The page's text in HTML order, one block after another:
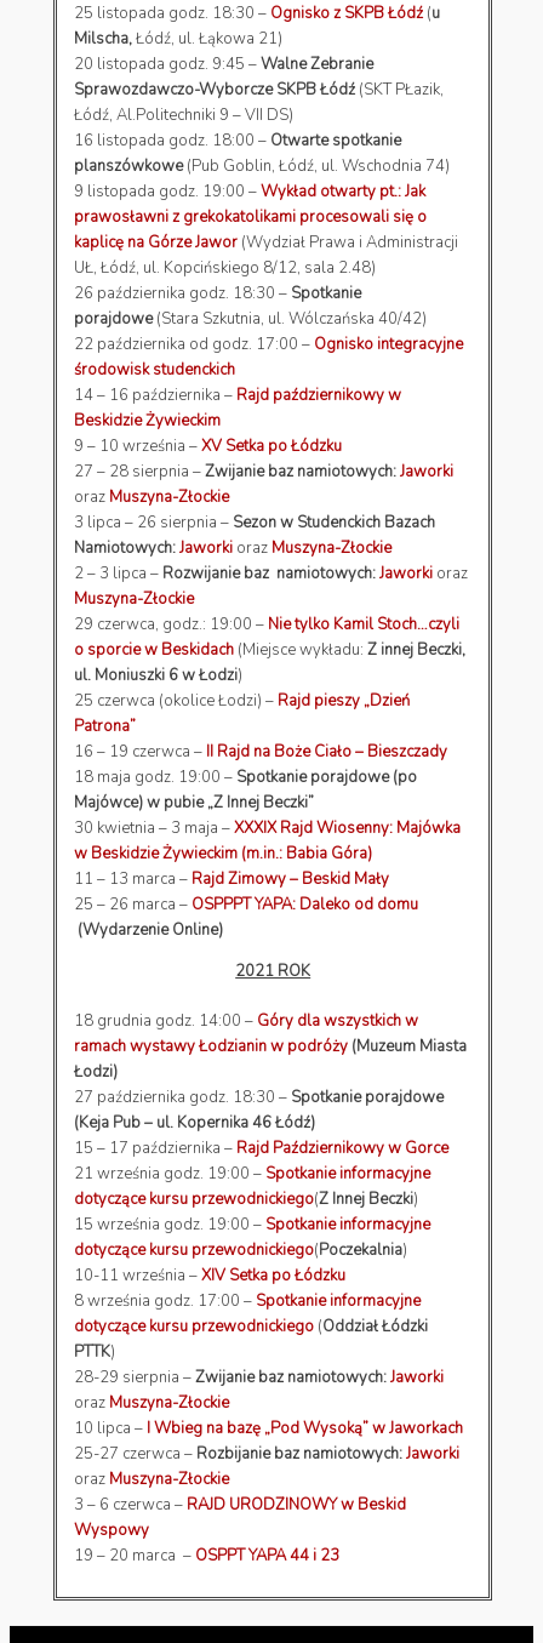
25 listopada godz. 18:30 – Ognisko z SKPB Łódź (u
Milscha,Łódź, ul. Łąkowa 21)
20 listopada godz. 9:45 –Walne Zebranie
Sprawozdawczo-Wyborcze SKPB Łódź (SKT PŁazik,
Łódź, Al.Politechniki 9 – VII DS)
16 listopada godz. 18:00 – Otwarte spotkanie
planszówkowe(Pub Goblin, Łódź, ul. Wschodnia 74)
9 listopada godz. 19:00 –Wykład otwarty pt.: Jak
prawosławni z grekokatolikami procesowali się o
kaplicę na Górze Jawor (Wydział Prawa i Administracji
UŁ, Łódź, ul. Kopcińskiego 8/12, sala 2.48)
26 października godz. 18:30 – Spotkanie
porajdowe(Stara Szkutnia, ul. Wólczańska 40/42)
22 października od godz. 17:00 – Ognisko integracyjne
środowisk studenckich
14 – 16 października – Rajd październikowy w
Beskidzie Żywieckim
9 – 10 września –XV Setka po Łódzku
27 – 28 sierpnia –Zwijanie baz namiotowych:Jaworki
oraz Muszyna-Złockie
3 lipca – 26 sierpnia – Sezon w Studenckich Bazach
Namiotowych:Jaworki oraz Muszyna-Złockie
2 – 3 lipca – Rozwijanie baz namiotowych:Jaworki oraz
Muszyna-Złockie
29 czerwca, godz.: 19:00 – Nie tylko Kamil Stoch…czyli
o sporcie w Beskidach (Miejsce wykładu: Z innej Beczki,
ul. Moniuszki 6 w Łodzi)
25 czerwca (okolice Łodzi) – Rajd pieszy „Dzień
Patrona”
16 – 19 czerwca – II Rajd na Boże Ciało – Bieszczady
18 maja godz. 19:00 – Spotkanie porajdowe (po
Majówce) w pubie „Z Innej Beczki”
30 kwietnia – 3 maja –XXXIX Rajd Wiosenny: Majówka
w Beskidzie Żywieckim (m.in.: Babia Góra)
11 – 13 marca – Rajd Zimowy – Beskid Mały
25 – 26 marca – OSPPPT YAPA: Daleko od domu
(Wydarzenie Online)
2021 ROK
18 grudnia godz. 14:00 – Góry dla wszystkich w
ramach wystawy Łodzianin w podróży (Muzeum Miasta
Łodzi)
27 października godz. 18:30 – Spotkanie porajdowe
(Keja Pub – ul. Kopernika 46 Łódź)
15 – 17 października – Rajd Październikowy w Gorce
21 września godz. 19:00 – Spotkanie informacyjne
dotyczące kursu przewodnickiego(Z Innej Beczki)
15 września godz. 19:00 – Spotkanie informacyjne
dotyczące kursu przewodnickiego(Poczekalnia)
10-11 września –XIV Setka po Łódzku
8 września godz. 17:00 – Spotkanie informacyjne
dotyczące kursu przewodnickiego (Oddział Łódzki
PTTK)
28-29 sierpnia –Zwijanie baz namiotowych:Jaworki
oraz Muszyna-Złockie
10 lipca – I Wbieg na bazę „Pod Wysoką” w Jaworkach
25-27 czerwca – Rozbijanie baz namiotowych:Jaworki
oraz Muszyna-Złockie
3 – 6 czerwca – RAJD URODZINOWY w Beskid
Wyspowy
19 – 20 marca – OSPPT YAPA 44 i 23